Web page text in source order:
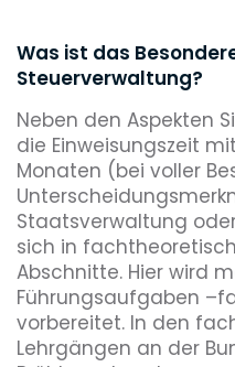
Was ist das
Steuerverwaltung?
Neben den Aspekten
die Einweisungszeit
Monaten (bei voller
Staatsverwaltung
sich in
Abschnitte. Hier wird
Führungsaufgaben
vorbereitet. In den
Lehrgängen an der